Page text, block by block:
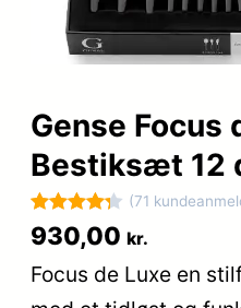
Gense Focus
Bestiksæt 12
Bedømt
4.3
ud af 5
71
(71
930,00 kr.
Focus de Luxe en